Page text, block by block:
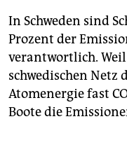
In Schweden sind
Prozent der
verantwortlich.
schwedischen Netz
Atomenergie fast
Boote die